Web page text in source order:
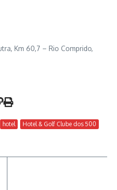
Km 60,7 – Rio Comprido,
hotel Hotel & Golf Clube dos 500